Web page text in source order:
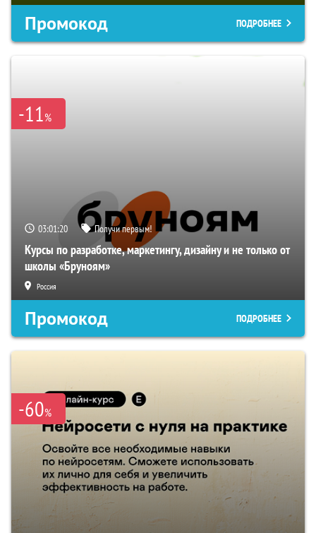
Промокод ПОДРОБНЕЕ
-11%
03:01:19 Получи первым!
Курсы по разработке, маркетингу, дизайну и не только от
школы «Бруноям»
Россия
Промокод ПОДРОБНЕЕ
-60%